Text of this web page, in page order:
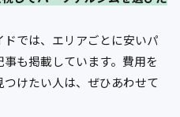
では、エリアごとに安いパ
も掲載しています。費用を
けたい人は、ぜひあわせて